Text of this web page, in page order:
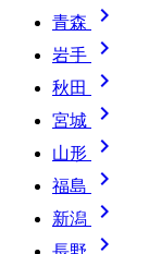
青森 
岩手 
秋田 
宮城 
山形 
福島 
新潟 
